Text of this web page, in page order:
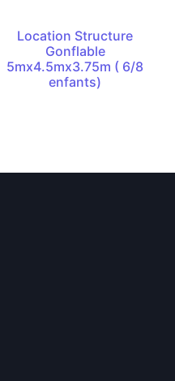
Location Structure
Gonflable
5mx4.5mx3.75m ( 6/8
enfants)